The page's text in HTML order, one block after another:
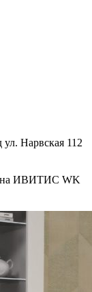
ул. Нарвская 112
ИВИТИС WK